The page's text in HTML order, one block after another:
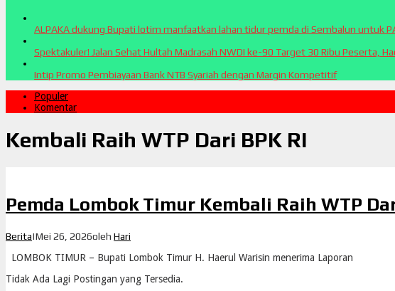
ALPAKA dukung Bupati lotim manfaatkan lahan tidur pemda di Sembalun untuk
Spektakuler! Jalan Sehat Hultah Madrasah NWDI ke-90 Target 30 Ribu Peserta,
Intip Promo Pembiayaan Bank NTB Syariah dengan Margin Kompetitif
Populer
Komentar
Kembali Raih WTP Dari BPK RI
Pemda Lombok Timur Kembali Raih WTP
Berita|Mei 26, 2026oleh Hari
LOMBOK TIMUR – Bupati Lombok Timur H. Haerul Warisin menerima Laporan
Tidak Ada Lagi Postingan yang Tersedia.